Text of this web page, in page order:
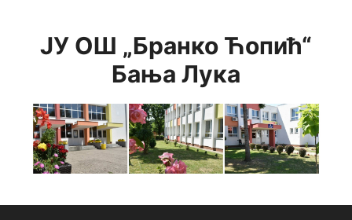
contentЈУ ОШ „Бранко Ћопић“
Бања Лука